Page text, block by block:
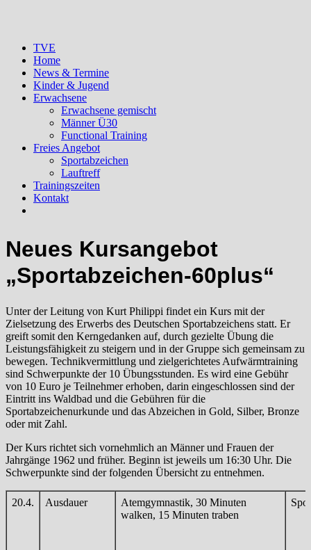
TVE
Home
News & Termine
Kinder & Jugend
Erwachsene
Erwachsene gemischt
Männer Ü30
Functional Training
Freies Angebot
Sportabzeichen
Lauftreff
Trainingszeiten
Kontakt
Neues Kursangebot
„Sportabzeichen-60plus“
Unter der Leitung von Kurt Philippi findet ein Kurs mit der
Zielsetzung des Erwerbs des Deutschen Sportabzeichens statt. Er
greift somit den Kerngedanken auf, durch gezielte Übung die
Leistungsfähigkeit zu steigern und in der Gruppe sich gemeinsam zu
bewegen. Technikvermittlung und zielgerichtetes Aufwärmtraining
sind Schwerpunkte der 10 Übungsstunden. Es wird eine Gebühr
von 10 Euro je Teilnehmer erhoben, darin eingeschlossen sind der
Eintritt ins Waldbad und die Gebühren für die
Sportabzeichenurkunde und das Abzeichen in Gold, Silber, Bronze
oder mit Zahl.
Der Kurs richtet sich vornehmlich an Männer und Frauen der
Jahrgänge 1962 und früher. Beginn ist jeweils um 16:30 Uhr. Die
Schwerpunkte sind der folgenden Übersicht zu entnehmen.
20.4. Ausdauer
Atemgymnastik, 30 Minuten
walken, 15 Minuten traben